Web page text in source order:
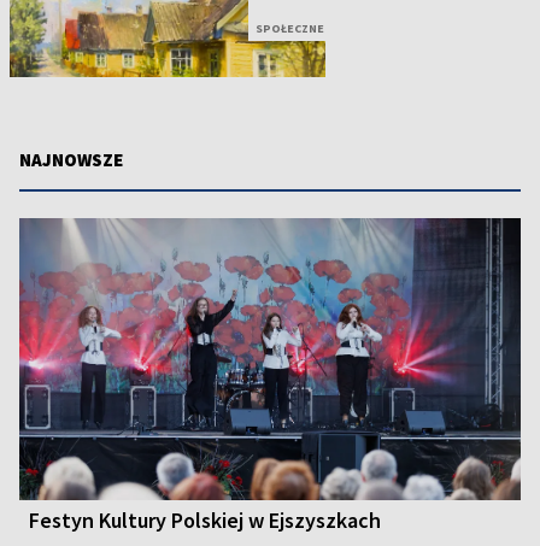
SPOŁECZNE
NAJNOWSZE
Festyn Kultury Polskiej w Ejszyszkach